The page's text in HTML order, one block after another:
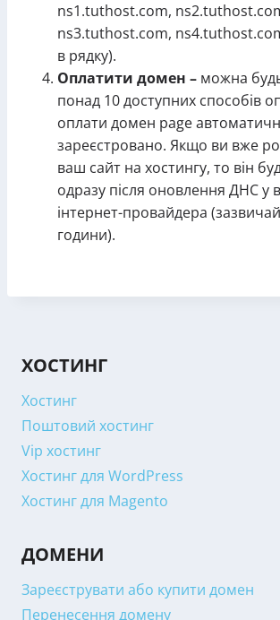
ns1.tuthost.com,
ns3.tuthost.com,
в рядку).
Оплатити домен – можна
понад 10 доступних способів
оплати домен page
зареєстровано. Якщо ви вже
ваш сайт на хостингу, то він
одразу після оновлення ДНС у
інтернет-провайдера
години).
ХОСТИНГ
Хостинг
Поштовий хостинг
Vip хостинг
Хостинг для WordPress
Хостинг для Magento
ДОМЕНИ
Зареєструвати або купити домен
Перенесення домену